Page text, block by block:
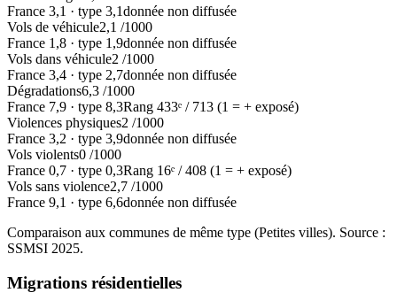
France 3,1 · type 3,1donnée non diffusée
Vols de véhicule2,1 /1000
France 1,8 · type 1,9donnée non diffusée
Vols dans véhicule2 /1000
France 3,4 · type 2,7donnée non diffusée
Dégradations6,3 /1000
France 7,9 · type 8,3Rang 433ᵉ / 713 (1 = + exposé)
Violences physiques2 /1000
France 3,2 · type 3,9donnée non diffusée
Vols violents0 /1000
France 0,7 · type 0,3Rang 16ᵉ /408 (1 = + exposé)
Vols sans violence2,7 /1000
France 9,1 · type 6,6donnée non diffusée
Comparaison aux communes de même type (Petites villes). Source :
SSMSI 2025.
Migrations résidentielles